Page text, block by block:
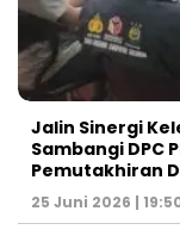
Jalin Sinergi
Sambangi DPC
Pemutakhiran
25 Juni 2026 |